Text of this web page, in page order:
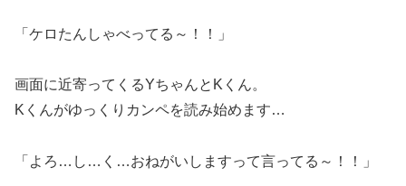
「ケロたんしゃべってる～！！」
画面に近寄ってくるYちゃんとKくん。
Kくんがゆっくりカンペを読み始めます…
「よろ…し…く…おねがいしますって言ってる～！！」